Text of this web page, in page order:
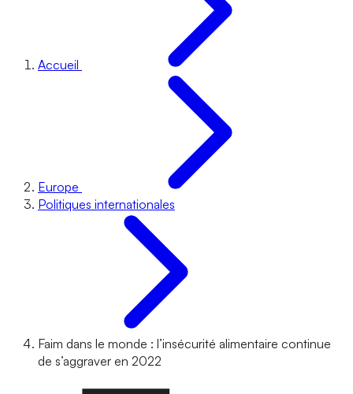
Accueil
Europe
Politiques internationales
Faim dans le monde : l’insécurité alimentaire continue
de s’aggraver en 2022